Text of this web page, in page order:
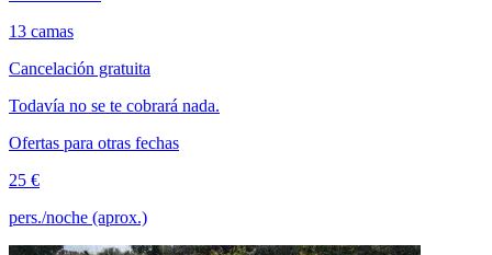
13 camas
Cancelación gratuita
Todavía no se te cobrará nada.
Ofertas para otras fechas
25 €
pers./noche (aprox.)